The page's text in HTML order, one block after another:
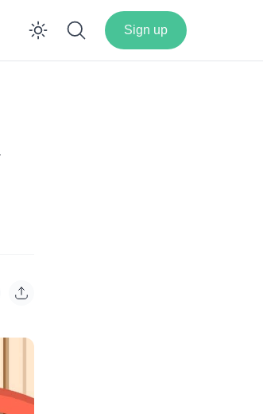
Enable dark mode
Sign up